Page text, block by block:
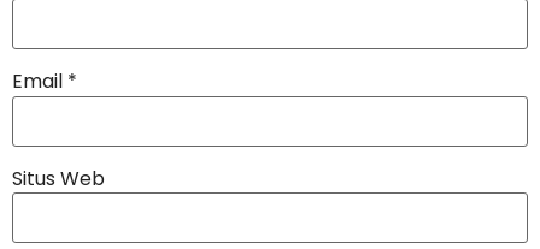
Email *
Situs Web